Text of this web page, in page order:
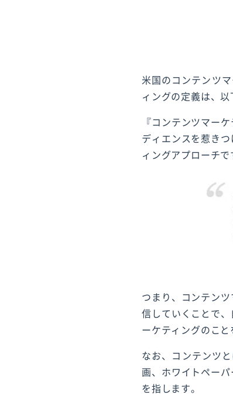
米国のコンテンツ
ィングの定義は、以
『コンテンツマー
ディエンスを惹き
ィングアプローチで
つまり、コンテン
信していくことで
ーケティングのこと
なお、コンテンツ
画、ホワイトペー
を指します。